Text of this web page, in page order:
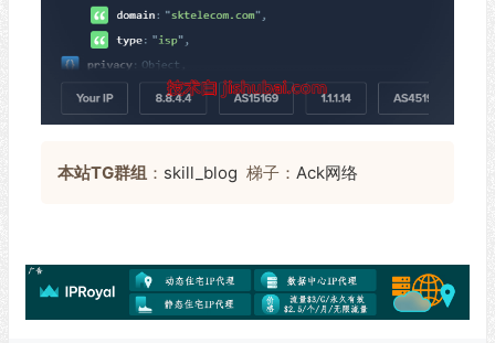
本站TG群组： skill_blog 梯子： Ack网络